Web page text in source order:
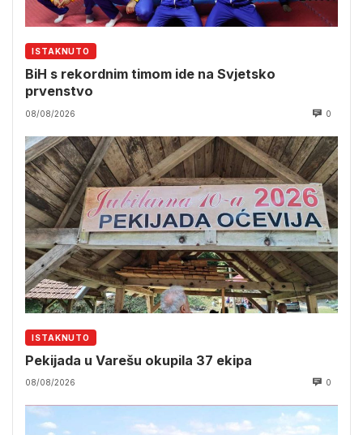
ISTAKNUTO
BiH s rekordnim timom ide na Svjetsko
prvenstvo
08/08/2026 0
ISTAKNUTO
Pekijada u Varešu okupila 37 ekipa
08/08/2026 0